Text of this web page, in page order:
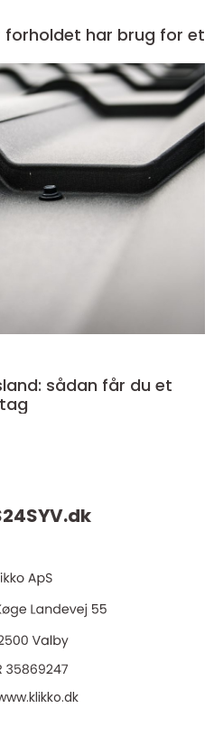
sådan får du et
dk